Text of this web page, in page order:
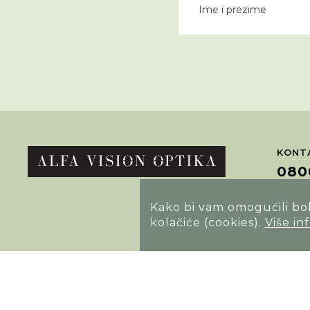
Kako bi vam omogućili
kolačiće (cookies). Više